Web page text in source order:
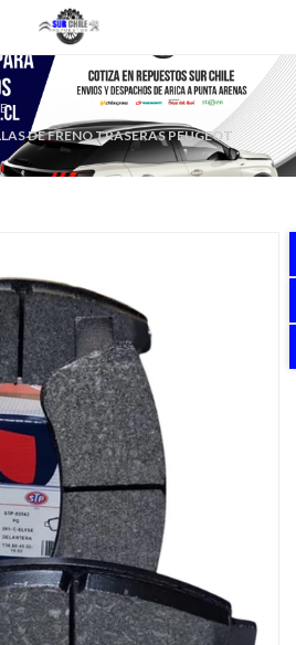
DE FRENO TRASERAS PEUGEOT